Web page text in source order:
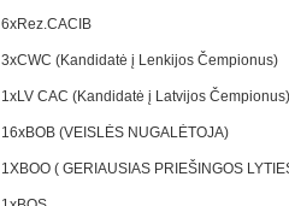
6xRez.CACIB
3xCWC (Kandidatė į Lenkijos Čempionus)
1xLV CAC (Kandidatė į Latvijos Čempionus)
16xBOB (VEISLĖS NUGALĖTOJA)
1XBOO ( GERIAUSIAS PRIEŠINGOS